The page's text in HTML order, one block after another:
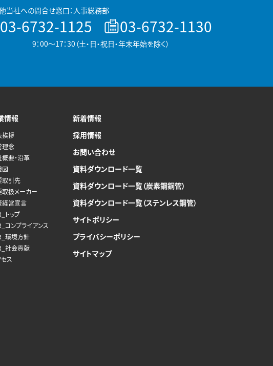
当社への問合せ窓口：人事総務部
03-6732-1125 03-6732-1130
9：00～17：30（土・日・祝日・年末年始を除く）
情報
挨拶
理念
要・沿革
図
取引先
取扱メーカー
経営宣言
トップ
コンプライアンス
環境方針
社会貢献
ス
新着情報
採用情報
お問い合わせ
資料ダウンロード一覧
資料ダウンロード一覧（炭素鋼鋼管）
資料ダウンロード一覧（ステンレス鋼管）
サイトポリシー
プライバシーポリシー
サイトマップ